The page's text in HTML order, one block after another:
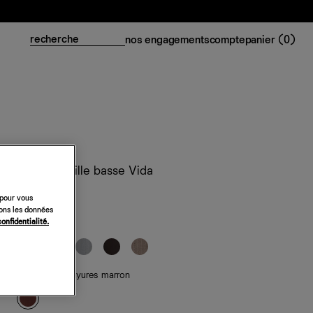
nos engagementscomptepanier (0)
Pantalon taille basse Vida
218 €
classiques
— rayures marron
vous
les données